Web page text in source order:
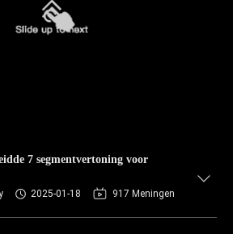
7 segmentvertoning voor
2025-01-18 917 Meningen